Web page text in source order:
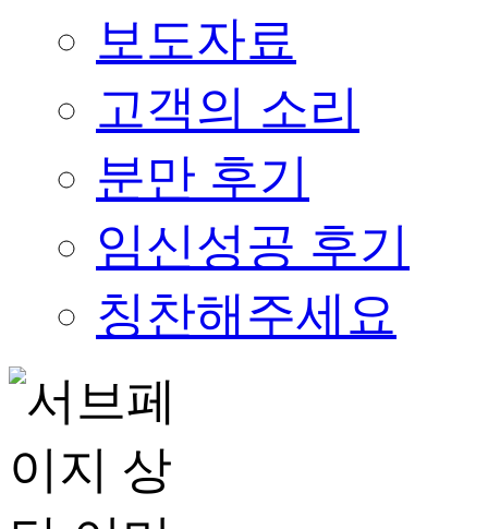
보도자료
고객의 소리
분만 후기
임신성공 후기
칭찬해주세요